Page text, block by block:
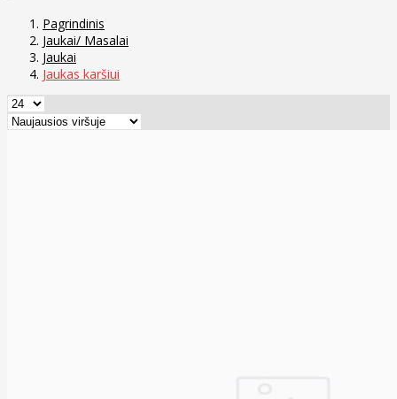
Pagrindinis
Jaukai/ Masalai
Jaukai
Jaukas karšiui